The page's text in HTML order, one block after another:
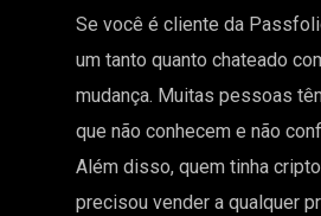
Se você é cliente da
um tanto quanto chateado
mudança. Muitas pessoas
que não conhecem e não
Além disso, quem tinha
precisou vender a qualquer